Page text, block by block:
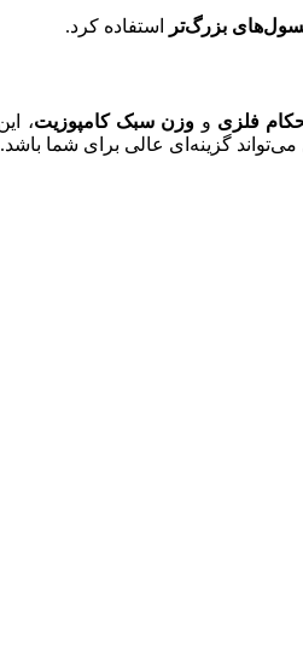
بزرگ‌تر استفاده کرد.
فلزی و وزن سبک کامپوزیت
گزینه‌ای عالی برای شما باشد.